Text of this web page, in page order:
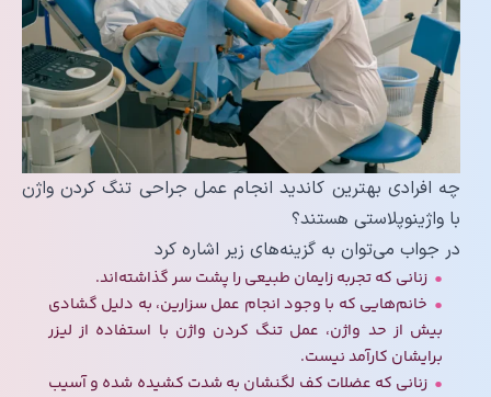
چه افرادی بهترین کاندید انجام عمل جراحی تنگ کردن واژن
با واژینوپلاستی هستند؟
در جواب می‌توان به گزینه‌های زیر اشاره کرد
زنانی که تجربه زایمان طبیعی را پشت سر گذاشته‌اند.
خانم‌هایی که با وجود انجام عمل سزارین، به دلیل گشادی
بیش از حد واژن، عمل تنگ کردن واژن با استفاده از لیزر
برایشان کارآمد نیست.
زنانی که عضلات کف لگنشان به شدت کشیده شده و آسیب